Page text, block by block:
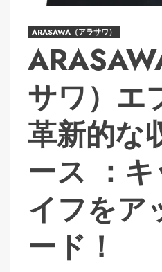
ARASAWA（アラサワ）
サワ）エ
革新的な
ース ：
イフをア
ード！